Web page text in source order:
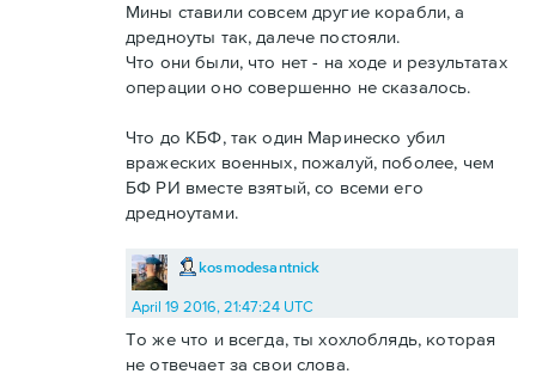
Мины ставили совсем другие корабли, а
дредноуты так, далече постояли.
Что они были, что нет - на ходе и результатах
операции оно совершенно не сказалось.
Что до КБФ, так один Маринеско убил
вражеских военных, пожалуй, поболее, чем
БФ РИ вместе взятый, со всеми его
дредноутами.
kosmodesantnick
April 19 2016, 21:47:24 UTC
То же что и всегда, ты хохлоблядь, которая
не отвечает за свои слова.